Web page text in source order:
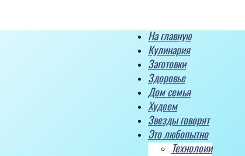
На главную
Кулинария
Заготовки
Здоровье
Дом семья
Худеем
Звезды говорят
Это любопытно
Технолоии